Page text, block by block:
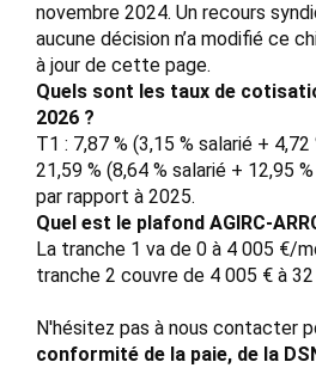
novembre 2024. Un recours
aucune décision n’a modifié ce
à jour de cette page.
Quels sont les taux de
2026 ?
T1 : 7,87 % (3,15 % salarié +
21,59 % (8,64 % salarié + 12,95
par rapport à 2025.
Quel est le plafond AGIRC-
La tranche 1 va de 0 à 4 005 €/
tranche 2 couvre de 4 005 € à
N'hésitez pas à nous contacter
conformité de la paie, de la